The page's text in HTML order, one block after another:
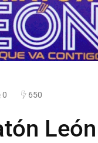
0 650